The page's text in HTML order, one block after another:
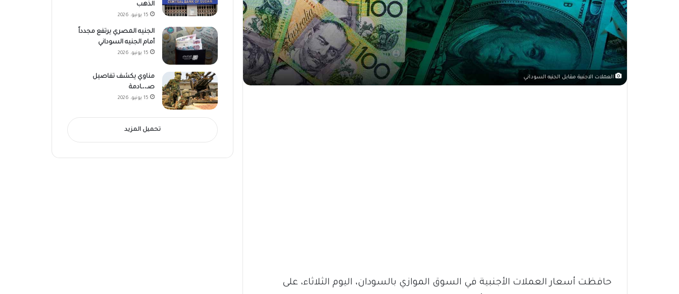
العملات الاجنبية مقابل الجنيه السوداني
حافظت أسعار العملات الأجنبية في السوق الموازي بالسودان، اليوم الثلاثاء، على
الذهب
15 يونيو، 2026
الجنيه المصري يرتفع مجدداً
أمام الجنيه السوداني
15 يونيو، 2026
مناوي يكشف تفاصيل
صـ،،ـادمة
15 يونيو، 2026
تحميل المزيد